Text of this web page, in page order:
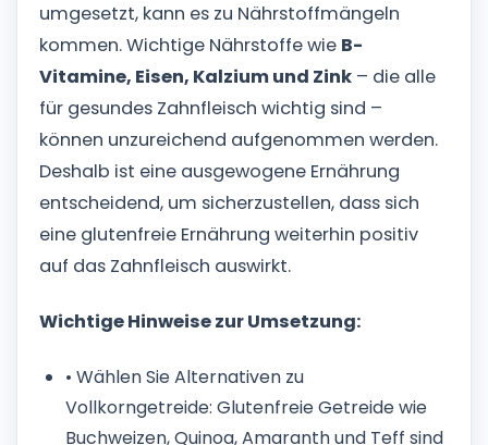
umgesetzt, kann es zu Nährstoffmängeln
kommen. Wichtige Nährstoffe wie B-
Vitamine, Eisen, Kalzium und Zink – die alle
für gesundes Zahnfleisch wichtig sind –
können unzureichend aufgenommen werden.
Deshalb ist eine ausgewogene Ernährung
entscheidend, um sicherzustellen, dass sich
eine glutenfreie Ernährung weiterhin positiv
auf das Zahnfleisch auswirkt.
Wichtige Hinweise zur Umsetzung:
• Wählen Sie Alternativen zu
Vollkorngetreide: Glutenfreie Getreide wie
Buchweizen, Quinoa, Amaranth und Teff sind